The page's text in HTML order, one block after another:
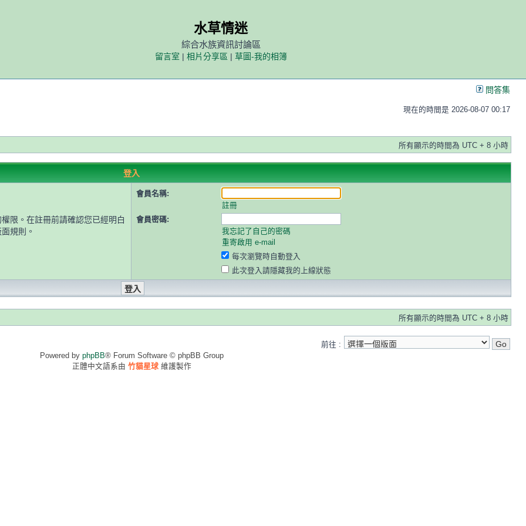
水草情迷
綜合水族資訊討論區
留言室 | 相片分享區 | 草圖-我的相簿
問答集
現在的時間是 2026-08-07 00:17
所有顯示的時間為 UTC + 8 小時
登入
限。在註冊前請確認您已經明白
規則。
會員名稱:
註冊
會員密碼:
我忘記了自己的密碼
重寄啟用 e-mail
每次瀏覽時自動登入
此次登入請隱藏我的上線狀態
所有顯示的時間為 UTC + 8 小時
前往 :
Powered by phpBB® Forum Software © phpBB Group
正體中文語系由 竹貓星球維護製作